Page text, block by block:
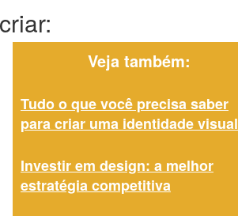
Veja também:
Tudo o que você precisa saber
para criar uma identidade visual
Investir em design: a melhor
estratégia competitiva